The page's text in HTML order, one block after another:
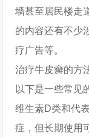
墙甚至居民楼走
的内容还有不少
疗广告等。
治疗牛皮癣的方
以下是一些常见
维生素D类和代
症，但长期使用